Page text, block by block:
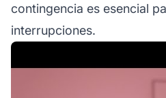
contingencia es esencial
interrupciones.